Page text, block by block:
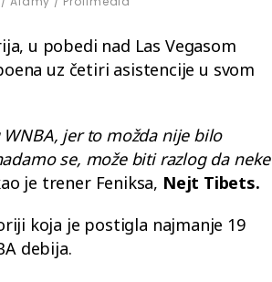
u pobedi nad Las Vegasom
uz četiri asistencije u svom
jer to možda nije bilo
se, može biti razlog da neke
je trener Feniksa, Nejt Tibets.
koja je postigla najmanje 19
debija.